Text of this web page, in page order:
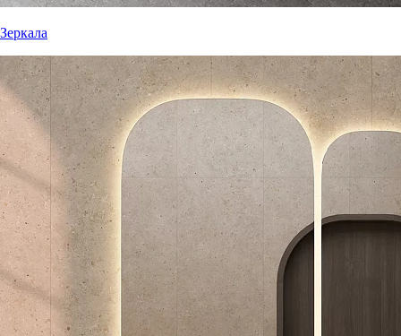
Зеркала